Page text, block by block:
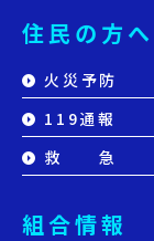
住民の方へ
火災予防
119通報
救 急
組合情報